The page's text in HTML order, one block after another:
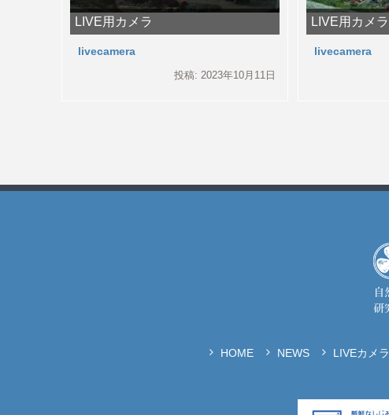
LIVE用カメラ
livecamera
投稿: 2023年10月11日
LIVE用カメラ
livecamera
HOME NEWS LIVEカメラ